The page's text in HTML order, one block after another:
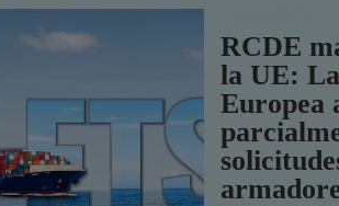
RCDE
la UE:
Europea